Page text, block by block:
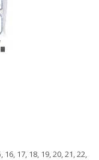
16, 17, 18, 19, 20, 21, 22,